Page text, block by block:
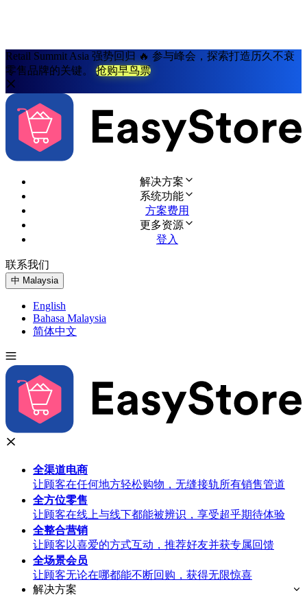
Retail Summit Asia 强势回归 🔥 参与峰会，探索打造历久不衰
零售品牌的关键。
抢购早鸟票
解决方案
系统功能
方案费用
更多资源
登入
联系我们
中 Malaysia
English
Bahasa Malaysia
简体中文
全渠道电商
让顾客在任何地方轻松购物，无缝接轨所有销售管道
全方位零售
让顾客在线上与线下都能被辨识，享受超乎期待体验
全整合营销
让顾客以喜爱的方式互动，推荐好友并获专属回馈
全场景会员
让顾客无论在哪都能不断回购，获得无限惊喜
解决方案